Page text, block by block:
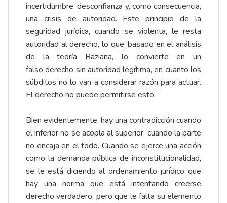
incertidumbre, desconfianza y, como consecuencia,
una crisis de autoridad. Este principio de la
seguridad jurídica, cuando se violenta, le resta
autoridad al derecho, lo que, basado en el análisis
de la teoría Raziana, lo convierte en un
falso derecho sin autoridad legítima, en cuanto los
súbditos no lo van a considerar razón para actuar.
El derecho no puede permitirse esto.
Bien evidentemente, hay una contradicción cuando
el inferior no se acopla al superior, cuando la parte
no encaja en el todo. Cuando se ejerce una acción
como la demanda pública de inconstitucionalidad,
se le está diciendo al ordenamiento jurídico que
hay una norma que está intentando creerse
derecho verdadero, pero que le falta su elemento